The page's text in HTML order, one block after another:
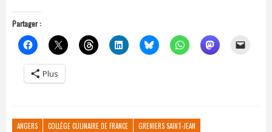
Partager :
Plus
ANGERS COLLÈGE CULINAIRE DE FRANCE
GRENIERS SAINT-JEAN